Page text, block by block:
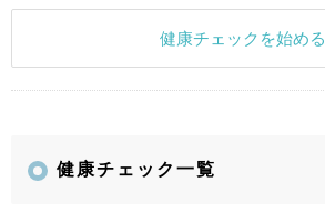
健康チェックを始める
健康チェック一覧